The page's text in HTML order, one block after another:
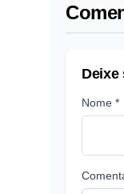
Deixe
Nome *